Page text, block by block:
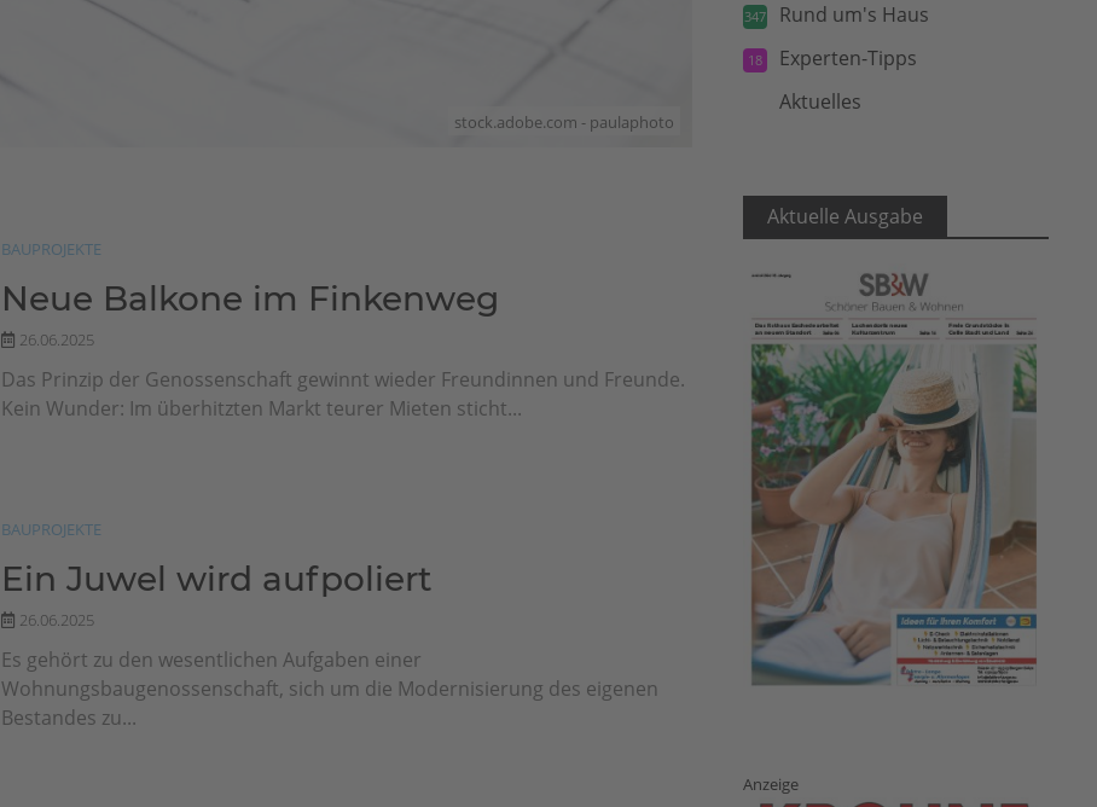
stock.adobe.com - paulaphoto
BAUPROJEKTE
Neue Balkone im Finkenweg
26.06.2025
Das Prinzip der Genossenschaft gewinnt wieder Freundinnen und Freunde.
Kein Wunder: Im überhitzten Markt teurer Mieten sticht...
BAUPROJEKTE
Ein Juwel wird aufpoliert
26.06.2025
Es gehört zu den wesentlichen Aufgaben einer
Wohnungsbaugenossenschaft, sich um die Modernisierung des eigenen
Bestandes zu...
347 Rund um's Haus
18 Experten-Tipps
Aktuelles
Aktuelle Ausgabe
Anzeige